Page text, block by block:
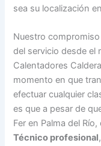
sea su localización
Nuestro
del servicio desde el
Calentadores
momento en que
efectuar cualquier
es que a pesar de
Fer en Palma del
Técnico profesional